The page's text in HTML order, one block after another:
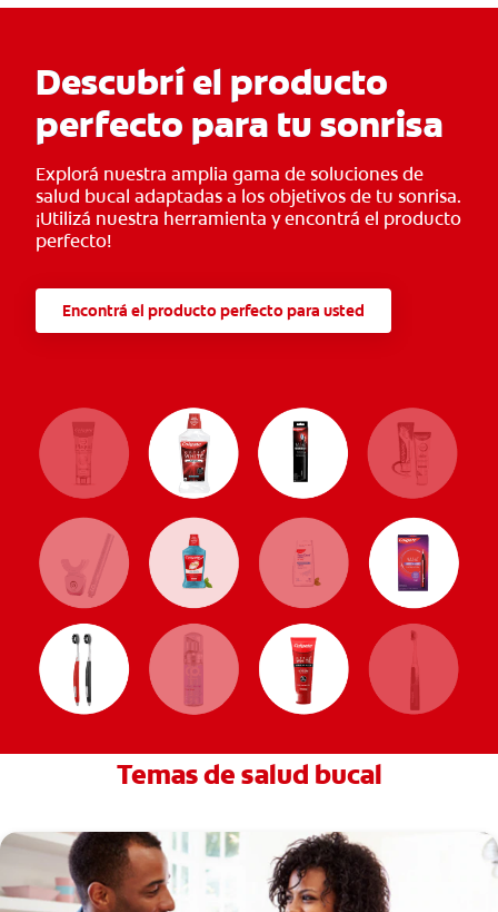
cuidado diario.
Descubrí el producto
perfecto para tu sonrisa
Explorá nuestra amplia gama de soluciones de
salud bucal adaptadas a los objetivos de tu sonrisa.
¡Utilizá nuestra herramienta y encontrá el producto
perfecto!
Encontrá el producto perfecto para usted
Temas de salud bucal